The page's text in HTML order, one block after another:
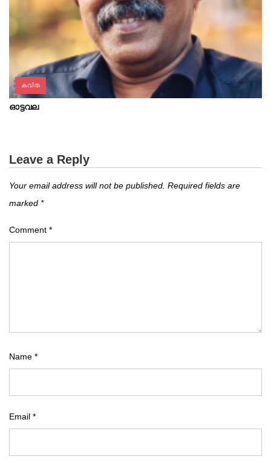
കവിത
ഓട്ടവല
Leave a Reply
Your email address will not be published. Required fields are
marked *
Comment *
Name *
Email *